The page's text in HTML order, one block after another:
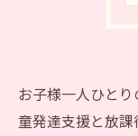
お子様一人ひと
童発達支援と放